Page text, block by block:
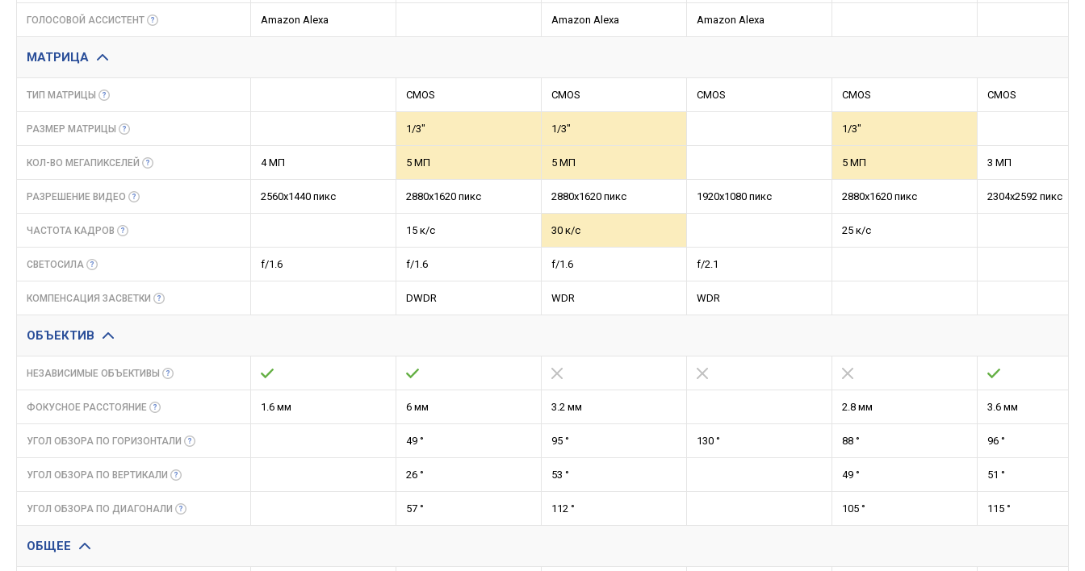
ГОЛОСОВОЙ АССИСТЕНТ Amazon Alexa Amazon Alexa Amazon Alexa
МАТРИЦА
ТИП МАТРИЦЫ CMOS CMOS CMOS CMOS CMOS
РАЗМЕР МАТРИЦЫ 1/3" 1/3" 1/3"
КОЛ-ВО МЕГАПИКСЕЛЕЙ 4 МП 5 МП 5 МП 5 МП 3 МП
РАЗРЕШЕНИЕ ВИДЕО 2560х1440 пикс 2880х1620 пикс 2880x1620 пикс 1920x1080 пикс 2880x1620 пикс 2304х2592 пикс
ЧАСТОТА КАДРОВ 15 к/с 30 к/с 25 к/с
СВЕТОСИЛА f/1.6 f/1.6 f/1.6 f/2.1
КОМПЕНСАЦИЯ ЗАСВЕТКИ DWDR WDR WDR
ОБЪЕКТИВ
НЕЗАВИСИМЫЕ ОБЪЕКТИВЫ
ФОКУСНОЕ РАССТОЯНИЕ 1.6 мм 6 мм 3.2 мм 2.8 мм 3.6 мм
УГОЛ ОБЗОРА ПО ГОРИЗОНТАЛИ 49 ° 95 ° 130 ° 88 ° 96 °
УГОЛ ОБЗОРА ПО ВЕРТИКАЛИ 26 ° 53 ° 49 ° 51 °
УГОЛ ОБЗОРА ПО ДИАГОНАЛИ 57 ° 112 ° 105 ° 115 °
ОБЩЕЕ